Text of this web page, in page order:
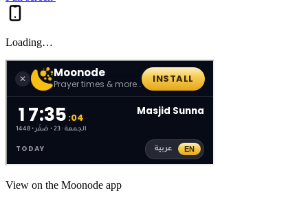
Loading…
View on the Moonode app